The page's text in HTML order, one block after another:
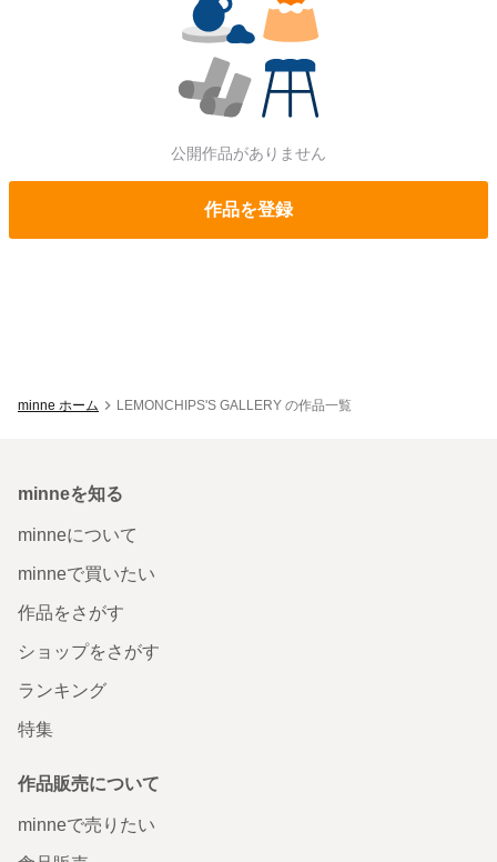
公開作品がありません
作品を登録
minne ホーム LEMONCHIPS'S GALLERY の作品一覧
minneを知る
minneについて
minneで買いたい
作品をさがす
ショップをさがす
ランキング
特集
作品販売について
minneで売りたい